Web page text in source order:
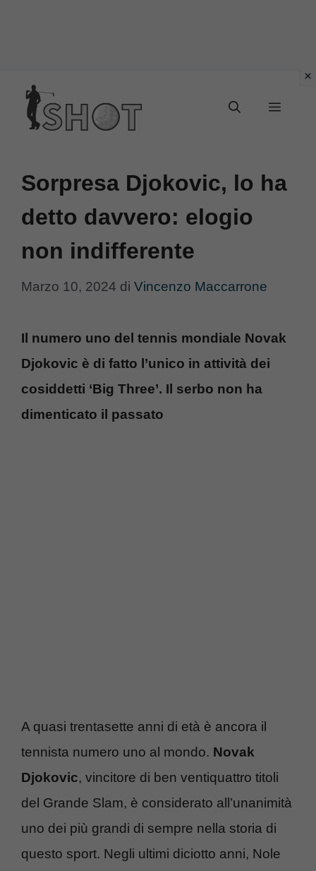
contenuto
Menu
Sorpresa Djokovic, lo ha
detto davvero: elogio
non indifferente
Marzo 10, 2024 di Vincenzo Maccarrone
Il numero uno del tennis mondiale Novak
Djokovic è di fatto l’unico in attività dei
cosiddetti ‘Big Three’. Il serbo non ha
dimenticato il passato
A quasi trentasette anni di età è ancora il
tennista numero uno al mondo. Novak
Djokovic, vincitore di ben ventiquattro titoli
del Grande Slam, è considerato all’unanimità
uno dei più grandi di sempre nella storia di
questo sport. Negli ultimi diciotto anni, Nole